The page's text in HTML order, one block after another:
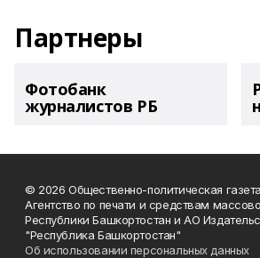
Партнеры
Фотобанк
журналистов РБ
© 2026 Общественно-политическая
Агентство по печати и средствам
Республики Башкортостан и АО
"Республика Башкортостан"
Об использовании персональных данных